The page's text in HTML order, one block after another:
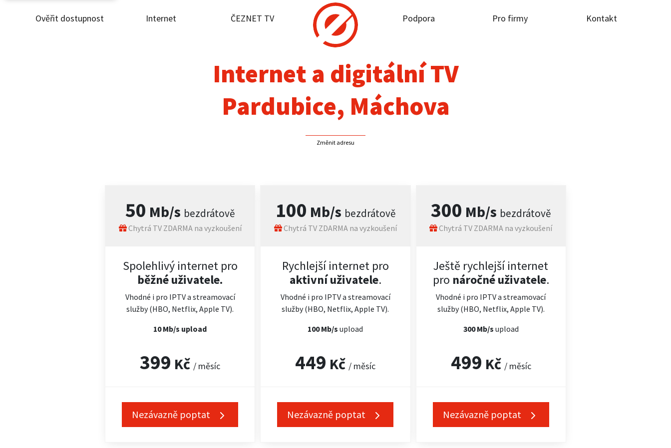
Ověřit dostupnost Internet ČEZNET TV Podpora Pro firmy Kontakt
Internet
Podpora
Internet a digitální TV
Pardubice, Máchova
Změnit adresu
50 Mb/s bezdrátově
Chytrá TV ZDARMA na vyzkoušení
Spolehlivý internet pro
běžné uživatele.
Vhodné i pro IPTV a streamovací
služby (HBO, Netflix, Apple TV).
10 Mb/s upload
399 Kč / měsíc
Nezávazně poptat
100 Mb/s bezdrátově
Chytrá TV ZDARMA na vyzkoušení
Rychlejší internet pro
aktivní uživatele.
Vhodné i pro IPTV a streamovací
služby (HBO, Netflix, Apple TV).
100 Mb/supload
449 Kč / měsíc
Nezávazně poptat
300 Mb/s bezdrátově
Chytrá TV ZDARMA na vyzkoušení
Ještě rychlejší internet
pro náročné uživatele.
Vhodné i pro IPTV a streamovací
služby (HBO, Netflix, Apple TV).
300 Mb/s upload
499 Kč / měsíc
Nezávazně poptat